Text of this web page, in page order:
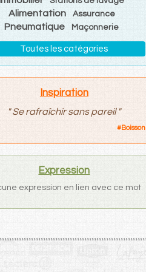
Alimentation Assurance
Pneumatique Maçonnerie
Toutes les catégories
Inspiration
" Se rafraîchir sans pareil "
#Boisson
Expression
expression en lien avec ce mot